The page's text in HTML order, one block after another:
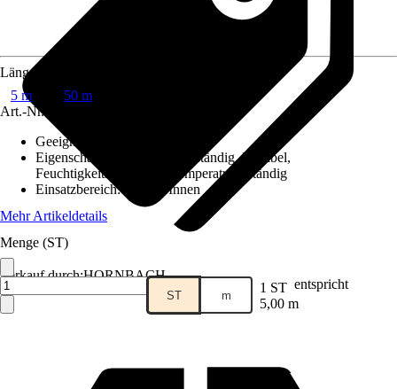
Verkauf durch:HORNBACH
Länge
5 m
50 m
Art.-Nr.
Geeignet für Untergrund
Eigenschaften
Witterungsbeständig, Flexibel,
Feuchtigkeitsbeständig, Temperaturbeständig
Einsatzbereich:
Außen, Innen
Mehr Artikeldetails
Menge (ST)
ST m 1 ST entspricht
5,00 m